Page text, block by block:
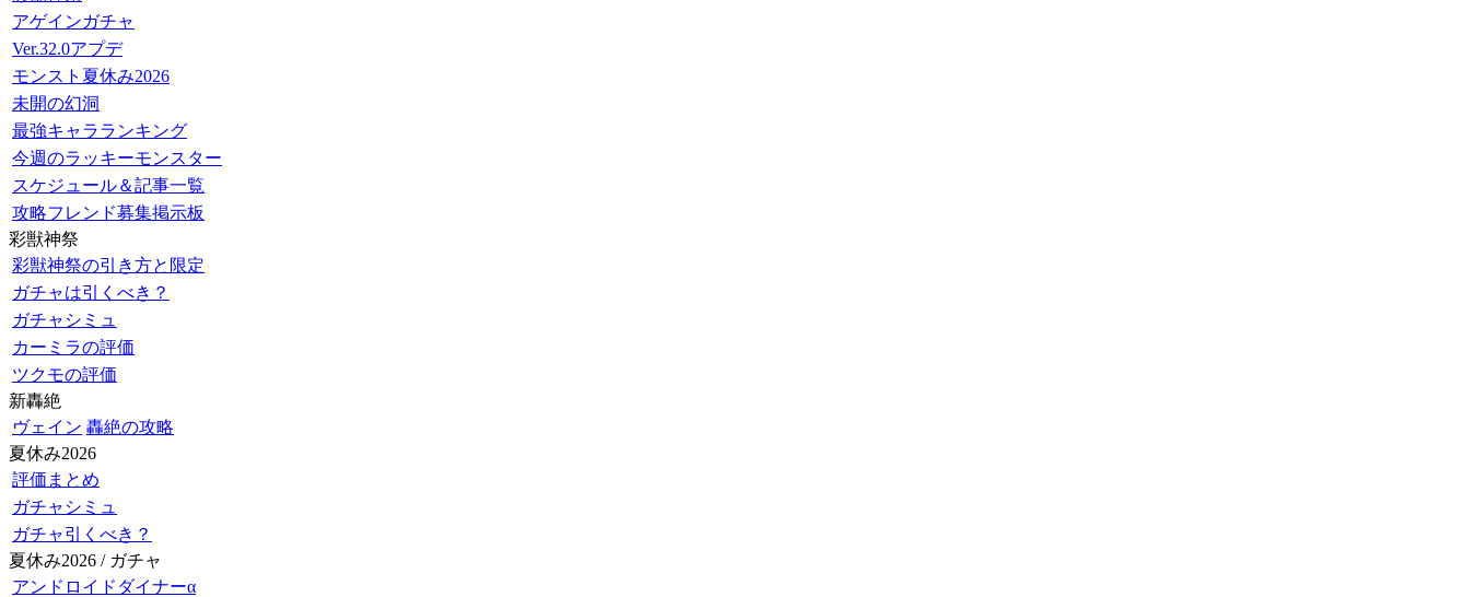
アゲインガチャ
Ver.32.0アプデ
モンスト夏休み2026
未開の幻洞
最強キャラランキング
今週のラッキーモンスター
スケジュール＆記事一覧
攻略フレンド募集掲示板
彩獣神祭
彩獣神祭の引き方と限定
ガチャは引くべき？
ガチャシミュ
カーミラの評価
ツクモの評価
新轟絶
ヴェイン 轟絶の攻略
夏休み2026
評価まとめ
ガチャシミュ
ガチャ引くべき？
夏休み2026 / ガチャ
アンドロイドダイナーα